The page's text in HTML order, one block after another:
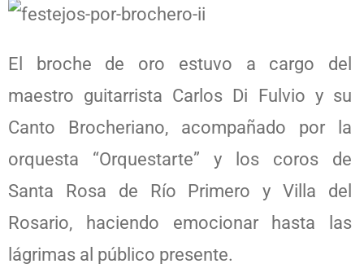
El broche de oro estuvo a cargo del
maestro guitarrista Carlos Di Fulvio y su
Canto Brocheriano, acompañado por la
orquesta “Orquestarte” y los coros de
Santa Rosa de Río Primero y Villa del
Rosario, haciendo emocionar hasta las
lágrimas al público presente.